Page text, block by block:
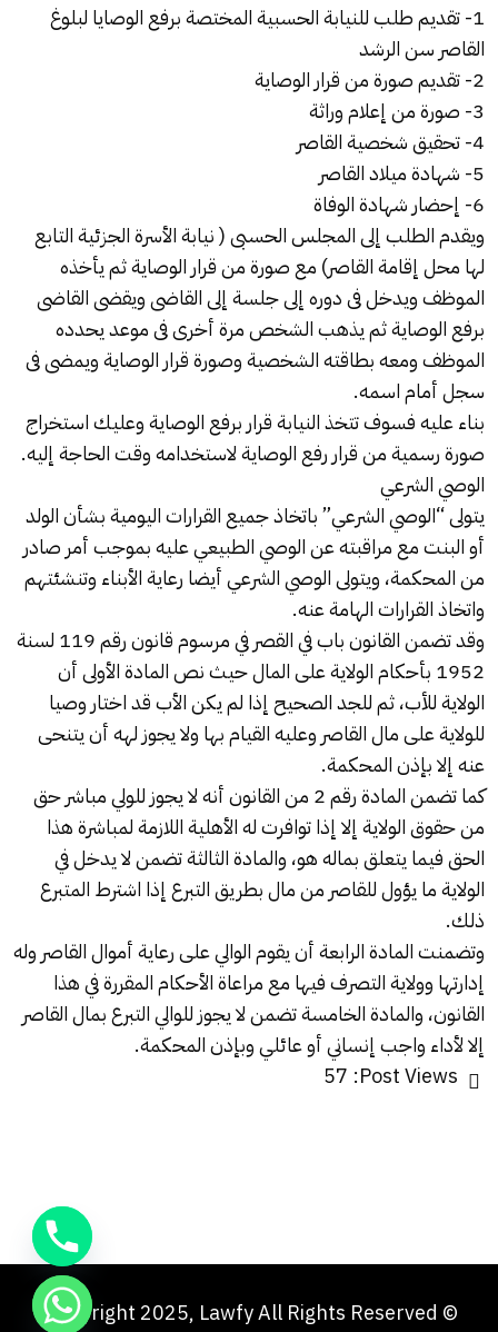
1- تقديم طلب للنيابة الحسبية المختصة برفع الوصايا لبلوغ
القاصر سن الرشد
2- تقديم صورة من قرار الوصاية
3- صورة من إعلام وراثة
4- تحقيق شخصية القاصر
5- شهادة ميلاد القاصر
6- إحضار شهادة الوفاة
ويقدم الطلب إلى المجلس الحسبى ( نيابة الأسرة الجزئية التابع
لها محل إقامة القاصر) مع صورة من قرار الوصاية ثم يأخذه
الموظف ويدخل فى دوره إلى جلسة إلى القاضى ويقضى القاضى
برفع الوصاية ثم يذهب الشخص مرة أخرى فى موعد يحدده
الموظف ومعه بطاقته الشخصية وصورة قرار الوصاية ويمضى فى
سجل أمام اسمه.
بناء عليه فسوف تتخذ النيابة قرار برفع الوصاية وعليك استخراج
صورة رسمية من قرار رفع الوصاية لاستخدامه وقت الحاجة إليه.
الوصي الشرعي
يتولى “الوصي الشرعي” باتخاذ جميع القرارات اليومية بشأن الولد
أو البنت مع مراقبته عن الوصي الطبيعي عليه بموجب أمر صادر
من المحكمة، ويتولى الوصي الشرعي أيضا رعاية الأبناء وتنشئتهم
واتخاذ القرارات الهامة عنه.
وقد تضمن القانون باب في القصر في مرسوم قانون رقم 119 لسنة
1952 بأحكام الولاية على المال حيث نص المادة الأولى أن
الولاية للأب، ثم للجد الصحيح إذا لم يكن الأب قد اختار وصيا
للولاية على مال القاصر وعليه القيام بها ولا يجوز لهه أن يتنحى
عنه إلا بإذن المحكمة.
كما تضمن المادة رقم 2 من القانون أنه لا يجوز للولي مباشر حق
من حقوق الولاية إلا إذا توافرت له الأهلية اللازمة لمباشرة هذا
الحق فيما يتعلق بماله هو، والمادة الثالثة تضمن لا يدخل في
الولاية ما يؤول للقاصر من مال بطريق التبرع إذا اشترط المتبرع
ذلك.
وتضمنت المادة الرابعة أن يقوم الوالي على رعاية أموال القاصر وله
إدارتها وولاية التصرف فيها مع مراعاة الأحكام المقررة في هذا
القانون، والمادة الخامسة تضمن لا يجوز للوالي التبرع بمال القاصر
إلا لأداء واجب إنساني أو عائلي وبإذن المحكمة.
Post Views:
57
© Copyright 2025, Lawfy All Rights Reserved.